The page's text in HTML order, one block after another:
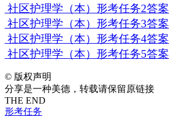
社区护理学（本）形考任务2答案
社区护理学（本）形考任务3答案
社区护理学（本）形考任务4答案
社区护理学（本）形考任务5答案
© 版权声明
分享是一种美德，转载请保留原链接
THE END
形考任务